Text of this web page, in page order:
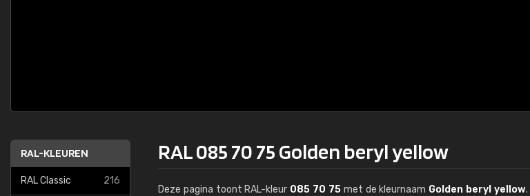
RAL-KLEUREN
RAL Classic 216
RAL 085 70 75 Golden beryl yellow
Deze pagina toont RAL-kleur 085 70 75met de kleurnaam Golden beryl yellow